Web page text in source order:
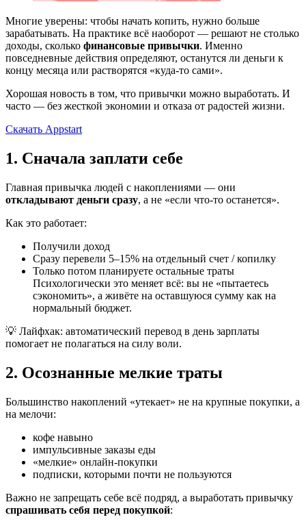
Многие уверены: чтобы начать копить, нужно больше
зарабатывать. На практике всё наоборот — решают не столько
доходы, сколько финансовые привычки. Именно
повседневные действия определяют, останутся ли деньги к
концу месяца или растворятся «куда-то сами».
Хорошая новость в том, что привычки можно выработать. И
часто — без жесткой экономии и отказа от радостей жизни.
Скачать Appstart
1. Сначала заплати себе
Главная привычка людей с накоплениями — они
откладывают деньги сразу, а не «если что-то останется».
Как это работает:
Получили доход
Сразу перевели 5–15% на отдельный счет / копилку
Только потом планируете остальные траты
Психологически это меняет всё: вы не «пытаетесь
сэкономить», а живёте на оставшуюся сумму как на
нормальный бюджет.
💡 Лайфхак: автоматический перевод в день зарплаты
помогает не полагаться на силу воли.
2. Осознанные мелкие траты
Большинство накоплений «утекает» не на крупные покупки, а
на мелочи:
кофе навыно
импульсивные заказы еды
«мелкие» онлайн-покупки
подписки, которыми почти не пользуются
Важно не запрещать себе всё подряд, а выработать привычку
спрашивать себя перед покупкой: